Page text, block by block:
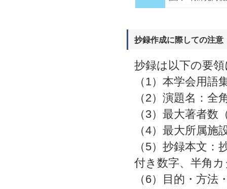
抄録作成に際しての注意
抄録は以下の要
（1）本学会用
（2）演題名：全
（3）最大著者数
（4）最大所属施
（5）抄録本文
付き数字、半角
（6）目的・方